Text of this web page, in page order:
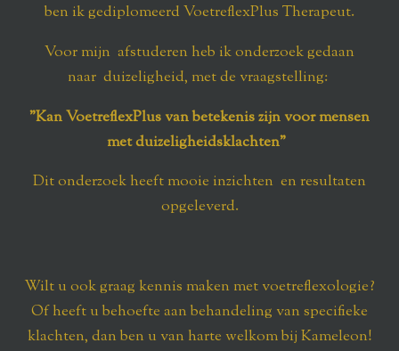
ben ik gediplomeerd VoetreflexPlus Therapeut.
Voor mijn afstuderen heb ik onderzoek gedaan
naar duizeligheid, met de vraagstelling:
"Kan VoetreflexPlus van betekenis zijn voor mensen
met duizeligheidsklachten"
Dit onderzoek heeft mooie inzichten en resultaten
opgeleverd.
Wilt u ook graag kennis maken met voetreflexologie?
Of heeft u behoefte aan behandeling van specifieke
klachten, dan ben u van harte welkom bij Kameleon!